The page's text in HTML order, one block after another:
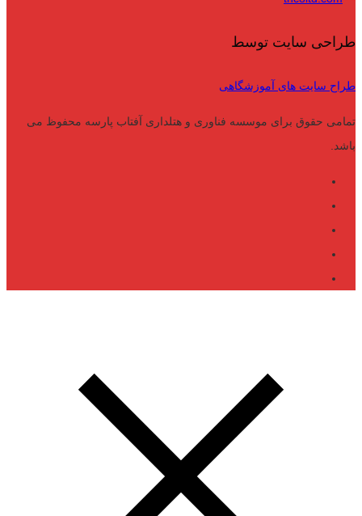
طراحی سایت توسط
طراح سایت های آموزشگاهی
تمامی حقوق برای موسسه فناوری و هتلداری آفتاب پارسه محفوظ می
باشد.